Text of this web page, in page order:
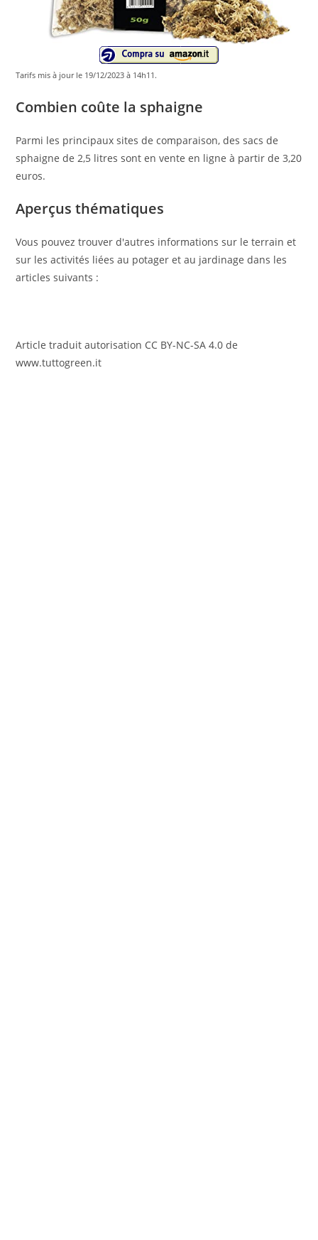
Tarifs mis à jour le 19/12/2023 à 14h11.
Combien coûte la sphaigne
Parmi les principaux sites de comparaison, des sacs de
sphaigne de 2,5 litres sont en vente en ligne à partir de 3,20
euros.
Aperçus thématiques
Vous pouvez trouver d'autres informations sur le terrain et
sur les activités liées au potager et au jardinage dans les
articles suivants :
Article traduit autorisation CC BY-NC-SA 4.0 de
www.tuttogreen.it